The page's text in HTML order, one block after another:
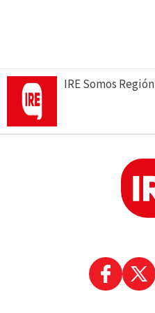
IRE Somos Región